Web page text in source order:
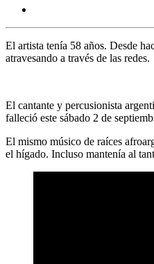
El artista tenía 58 años. Desde
atravesando a través de las redes.
El cantante y percusionista
falleció este sábado 2 de
El mismo músico de raíces
el hígado. Incluso mantenía al